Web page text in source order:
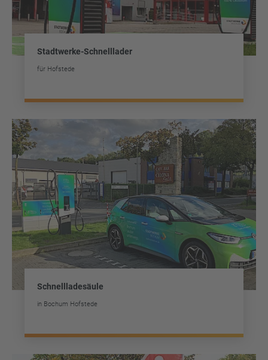
Stadtwerke-Schnelllader
für Hofstede
Schnellladesäule
in Bochum Hofstede